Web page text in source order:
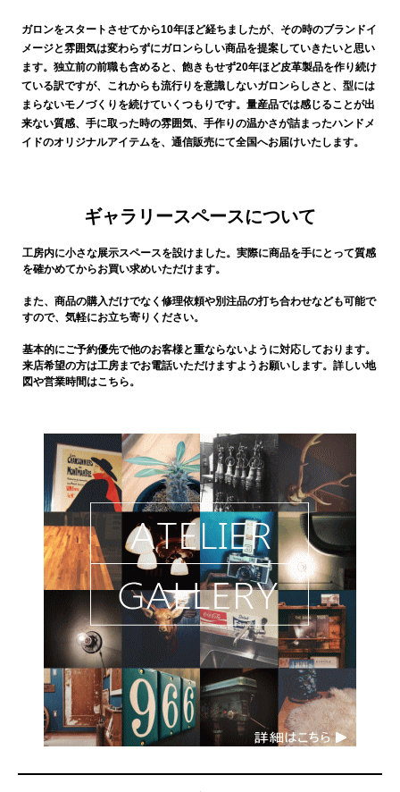
ガロンをスタートさせてから10年ほど経ちましたが、その時のブランドイ
メージと雰囲気は変わらずにガロンらしい商品を提案していきたいと思い
ます。独立前の前職も含めると、飽きもせず20年ほど皮革製品を作り続け
ている訳ですが、これからも流行りを意識しないガロンらしさと、型には
まらないモノづくりを続けていくつもりです。量産品では感じることが出
来ない質感、手に取った時の雰囲気、手作りの温かさが詰まったハンドメ
イドのオリジナルアイテムを、通信販売にて全国へお届けいたします。
ギャラリースペースについて
工房内に小さな展示スペースを設けました。実際に商品を手にとって質感
を確かめてからお買い求めいただけます。
また、商品の購入だけでなく修理依頼や別注品の打ち合わせなども可能で
すので、気軽にお立ち寄りください。
基本的にご予約優先で他のお客様と重ならないように対応しております。
来店希望の方は工房までお電話いただけますようお願いします。詳しい地
図や営業時間はこちら。